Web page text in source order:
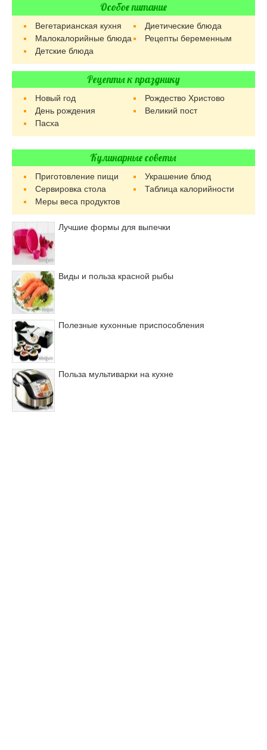
Особое питание
Вегетарианская кухня
Диетические блюда
Малокалорийные блюда
Рецепты беременным
Детские блюда
Рецепты к празднику
Новый год
Рождество Христово
День рождения
Великий пост
Пасха
Кулинарные советы
Приготовление пищи
Украшение блюд
Сервировка стола
Таблица калорийности
Меры веса продуктов
Лучшие формы для выпечки
Виды и польза красной рыбы
Полезные кухонные приспособления
Польза мультиварки на кухне